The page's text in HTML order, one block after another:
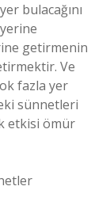
bulacağını
getirmenin
Ve
fazla yer
sünnetleri
etkisi ömür